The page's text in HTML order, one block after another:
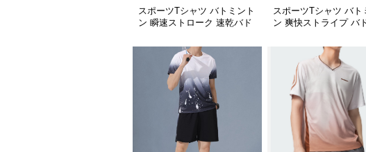
スポーツTシャツ バトミント
ン 瞬速ストローク 速乾バド
スポーツTシャツ バト
ン 爽快ストライプ バ